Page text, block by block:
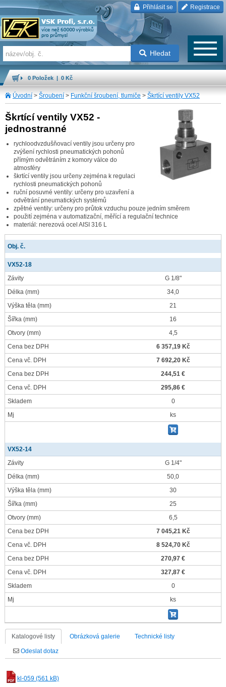
Přihlásit se Registrace
Hledat
0 Položek | 0 Kč
Úvodní > Šroubení > Funkční šroubení, tlumiče > Škrtící ventily VX52
Škrtící ventily VX52 -
jednostranné
rychloodvzdušňovací ventily jsou určeny pro
zvýšení rychlosti pneumatických pohonů
přímým odvětráním z komory válce do
atmosféry
škrtící ventily jsou určeny zejména k regulaci
rychlosti pneumatických pohonů
ruční posuvné ventily: určeny pro uzavření a
odvětrání pneumatických systémů
zpětné ventily: určeny pro průtok vzduchu pouze jedním směrem
použití zejména v automatizační, měřící a regulační technice
materiál: nerezová ocel AISI 316 L
Obj. č.
VX52-18
Závity
G 1/8"
Délka (mm)
34,0
Výška těla (mm)
21
Šířka (mm)
16
Otvory (mm)
4,5
Cena bez DPH
6 357,19 Kč
Cena vč. DPH
7 692,20 Kč
Cena bez DPH
244,51 €
Cena vč. DPH
295,86 €
Skladem
0
Mj
ks
VX52-14
Závity
G 1/4"
Délka (mm)
50,0
Výška těla (mm)
30
Šířka (mm)
25
Otvory (mm)
6,5
Cena bez DPH
7 045,21 Kč
Cena vč. DPH
8 524,70 Kč
Cena bez DPH
270,97 €
Cena vč. DPH
327,87 €
Skladem
0
Mj
ks
Katalogové listy Obrázková galerie Technické listy
Odeslat dotaz
kl-059 (561 kB)